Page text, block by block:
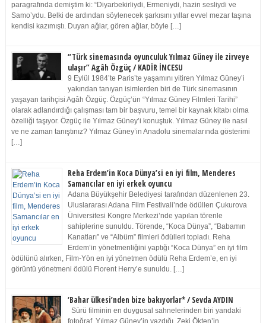
paragrafında demiştim ki: “Diyarbekirliydi, Ermeniydi, hazin sesliydi ve
Samo’ydu. Belki de ardından söylenecek şarkısını yıllar evvel mezar taşına
kendisi kazımıştı. Duyan ağlar, gören ağlar, böyle […]
“Türk sinemasında oyunculuk Yılmaz Güney ile zirveye
ulaşır” Agâh Özgüç / KADİR İNCESU
9 Eylül 1984’te Paris’te yaşamını yitiren Yılmaz Güney’i
yakından tanıyan isimlerden biri de Türk sinemasının
yaşayan tarihçisi Agâh Özgüç. Özgüç’ün “Yılmaz Güney Filmleri Tarihi”
olarak adlandırdığı çalışması tam bir başvuru, temel bir kaynak kitabı olma
özelliği taşıyor. Özgüç ile Yılmaz Güney’i konuştuk. Yılmaz Güney ile nasıl
ve ne zaman tanıştınız? Yılmaz Güney’in Anadolu sinemalarında gösterimi
[…]
Reha Erdem’in Koca Dünya’si en iyi film, Menderes
Samancılar en iyi erkek oyuncu
Adana Büyükşehir Belediyesi tarafından düzenlenen 23.
Uluslararası Adana Film Festivali’nde ödüllen Çukurova
Üniversitesi Kongre Merkezi’nde yapılan törenle
sahiplerine sunuldu. Törende, “Koca Dünya”, “Babamın
Kanatları” ve “Albüm” filmleri ödülleri topladı. Reha
Erdem’in yönetmenliğini yaptığı “Koca Dünya” en iyi film
ödülünü alırken, Film-Yön en iyi yönetmen ödülü Reha Erdem’e, en iyi
görüntü yönetmeni ödülü Florent Herry’e sunuldu. […]
‘Bahar ülkesi’nden bize bakıyorlar* / Sevda AYDIN
Sürü filminin en duygusal sahnelerinden biri yandaki
fotoğraf. Yılmaz Güney’in yazdığı, Zeki Ökten’in